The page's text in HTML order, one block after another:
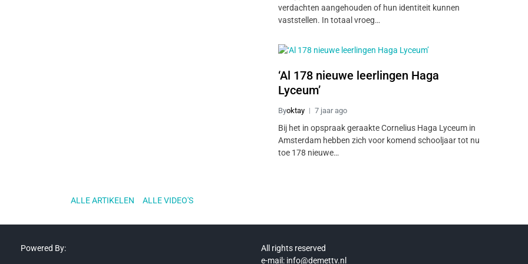
verdachten aangehouden of hun identiteit kunnen
vaststellen. In totaal vroeg…
‘Al 178 nieuwe leerlingen Haga
Lyceum’
Byoktay 7 jaar ago
Bij het in opspraak geraakte Cornelius Haga Lyceum in
Amsterdam hebben zich voor komend schooljaar tot nu
toe 178 nieuwe…
ALLE ARTIKELEN ALLE VIDEO'S
Powered By:
All rights reserved
e-mail: info@demettv.nl